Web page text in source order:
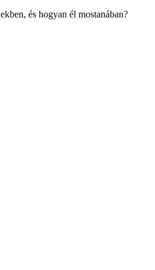
és hogyan él mostanában?